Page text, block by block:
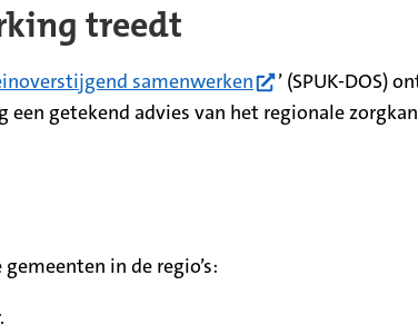
treedt
samenwerken(opent in nieuw
’ (SPUK-DOS)
getekend advies van het regionale
in de regio’s: